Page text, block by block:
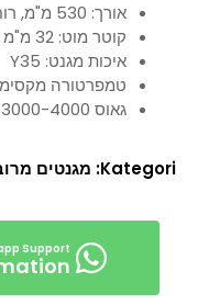
אורך: 530 מ"מ, רוחב: 315 מ"מ
קוטר מוט: 32 מ"מ
איכות מגנט: Y35
טמפרטורה מקסימלית:
גאוס 3000-4000 נמדד על פני השטח
Kategori: מגנטים